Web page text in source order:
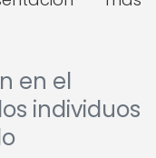
en el
individuos